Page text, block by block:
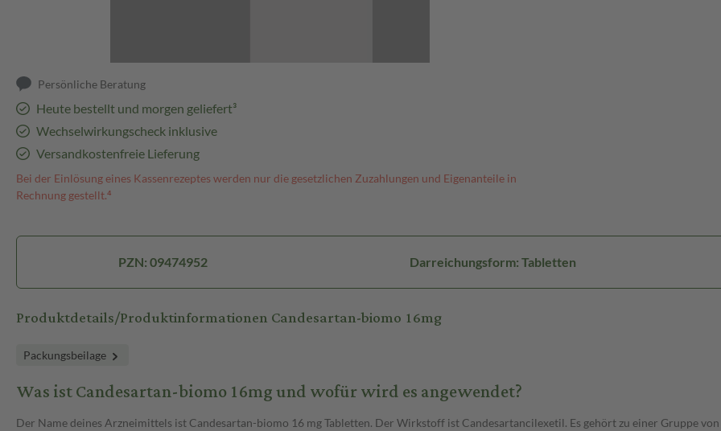
Persönliche Beratung
Heute bestellt und morgen geliefert³
Wechselwirkungscheck inklusive
Versandkostenfreie Lieferung
Bei der Einlösung eines Kassenrezeptes werden nur die gesetzlichen Zuzahlungen und Eigenanteile in
Rechnung gestellt.⁴
PZN: 09474952 Darreichungsform: Tabletten
Produktdetails/Produktinformationen Candesartan-biomo 16mg
Packungsbeilage
Was ist Candesartan-biomo 16mg und wofür wird es angewendet?
Der Name deines Arzneimittels ist Candesartan-biomo 16 mg Tabletten. Der Wirkstoff ist Candesartancilexetil. Es gehört zu einer Gruppe